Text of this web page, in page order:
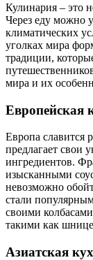
Кулинария – это
Через еду можно
климатических
уголках мира
традиции,
мира и их
Европейская
Европа славится
предлагает свои
ингредиентов.
изысканными
невозможно
стали
своими
такими как
Азиатская